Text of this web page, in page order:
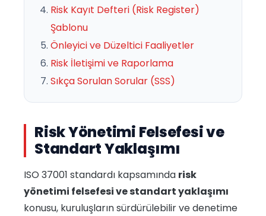
Risk Kayıt Defteri (Risk Register)
Şablonu
Önleyici ve Düzeltici Faaliyetler
Risk İletişimi ve Raporlama
Sıkça Sorulan Sorular (SSS)
Risk Yönetimi Felsefesi ve
Standart Yaklaşımı
ISO 37001 standardı kapsamında risk
yönetimi felsefesi ve standart yaklaşımı
konusu, kuruluşların sürdürülebilir ve denetime